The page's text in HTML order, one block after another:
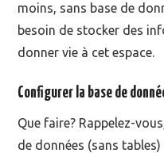
moins, sans base de
besoin de stocker des
donner vie à cet espace.
Configurer la base de
Que faire? Rappelez-
de données (sans